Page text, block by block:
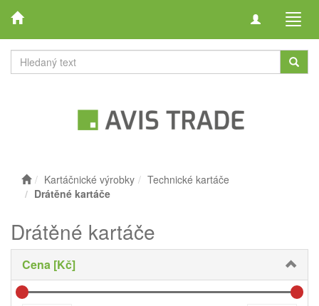
Toggle
Kartáčnické výrobky
Technické kartáče
Drátěné kartáče
Drátěné kartáče
Cena [Kč]